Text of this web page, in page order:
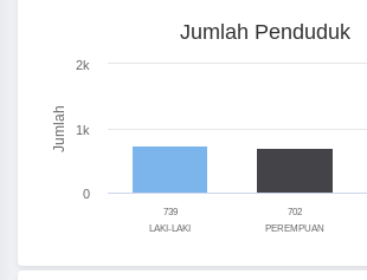
Jumlah Penduduk
Bar chart with 3 bars.
The chart has 1 Y axis displaying
Jumlah
Jumlah Penduduk
739
LAKI-LAKI
702
PEREMPUAN
0
1k
2k